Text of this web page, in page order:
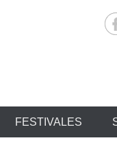
FESTIVALES